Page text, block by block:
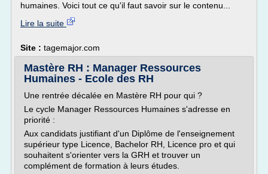
humaines. Voici tout ce qu'il faut savoir sur le contenu...
Lire la suite
Site : tagemajor.com
Mastère RH : Manager Ressources
Humaines - Ecole des RH
Une rentrée décalée en Mastère RH pour qui ?
Le cycle Manager Ressources Humaines s'adresse en
priorité :
Aux candidats justifiant d'un Diplôme de l'enseignement
supérieur type Licence, Bachelor RH, Licence pro et qui
souhaitent s'orienter vers la GRH et trouver un
complément de formation à leurs études.